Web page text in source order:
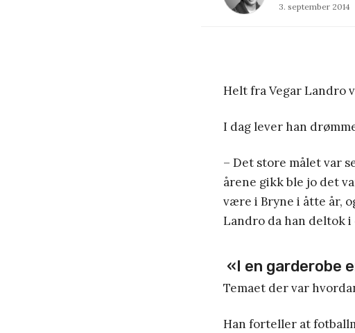
3. september 2014
Helt fra Vegar Landro
I dag lever han
– Det store målet var
årene gikk ble jo det
være i Bryne i åtte år,
Landro da han deltok i
«I en garderobe
Temaet der var
Han forteller at